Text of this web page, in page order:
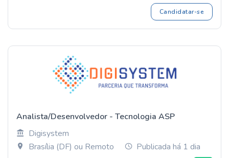
Candidatar-se
Analista/Desenvolvedor - Tecnologia ASP
Digisystem
Brasília (DF) ou Remoto
Publicada há 1 dia